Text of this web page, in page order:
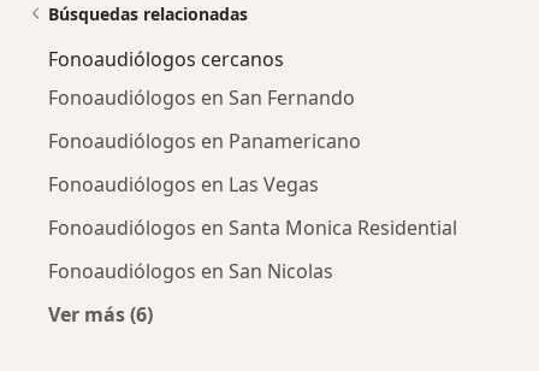
Búsquedas relacionadas
Fonoaudiólogos cercanos
Fonoaudiólogos en San Fernando
Fonoaudiólogos en Panamericano
Fonoaudiólogos en Las Vegas
Fonoaudiólogos en Santa Monica Residential
Fonoaudiólogos en San Nicolas
Ver más (6)